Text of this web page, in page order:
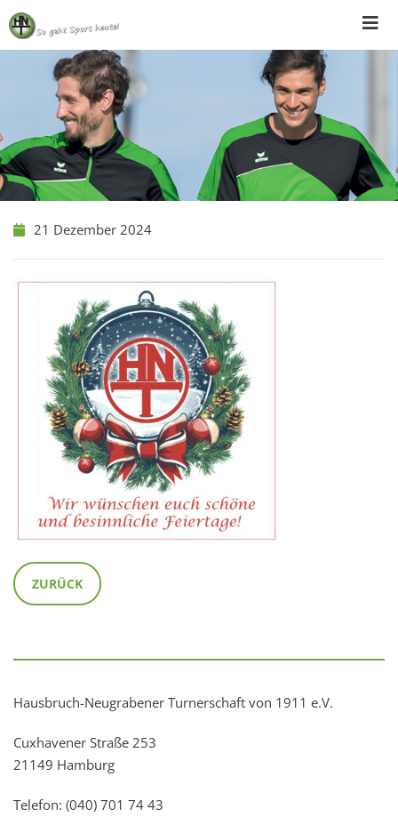
Skip
to
content
21 Dezember 2024
ZURÜCK
Hausbruch-Neugrabener Turnerschaft von 1911 e.V.
Cuxhavener Straße 253
21149 Hamburg
Telefon: (040) 701 74 43